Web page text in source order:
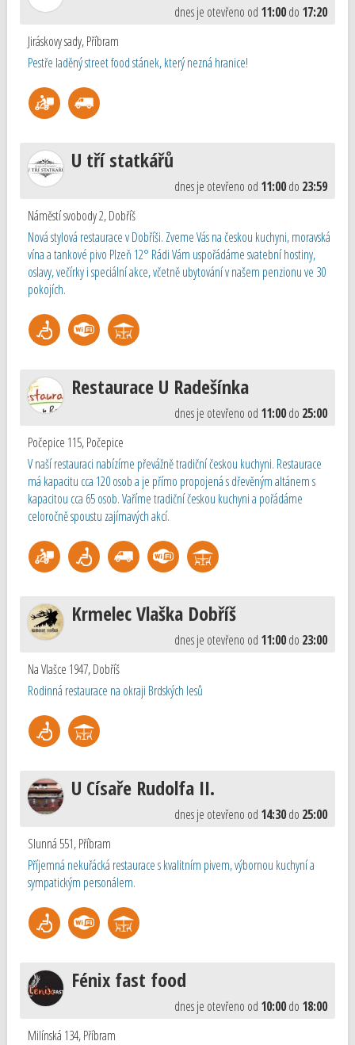
dnes je otevřeno od 11:00do 17:20
Jiráskovy sady,Příbram
Pestře laděný street food stánek, který nezná hranice!
U tří statkářů
dnes je otevřeno od 11:00do 23:59
Náměstí svobody 2,Dobříš
Nová stylová restaurace v Dobříši. Zveme Vás na českou kuchyni, moravská
vína a tankové pivo Plzeň 12° Rádi Vám uspořádáme svatební hostiny,
oslavy, večírky i speciální akce, včetně ubytování v našem penzionu ve 30
pokojích.
Restaurace U Radešínka
dnes je otevřeno od 11:00do 25:00
Počepice 115,Počepice
V naší restauraci nabízíme převážně tradiční českou kuchyni. Restaurace
má kapacitu cca 120 osob a je přímo propojená s dřevěným altánem s
kapacitou cca 65 osob. Vaříme tradiční českou kuchyni a pořádáme
celoročně spoustu zajímavých akcí.
Krmelec Vlaška Dobříš
dnes je otevřeno od 11:00do 23:00
Na Vlašce 1947,Dobříš
Rodinná restaurace na okraji Brdských lesů
U Císaře Rudolfa II.
dnes je otevřeno od 14:30do 25:00
Slunná 551,Příbram
Příjemná nekuřácká restaurace s kvalitním pivem, výbornou kuchyní a
sympatickým personálem.
Fénix fast food
dnes je otevřeno od 10:00do 18:00
Milínská 134,Příbram